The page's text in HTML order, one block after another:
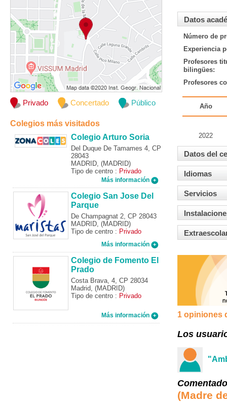
Privado Concertado Público
Colegios más visitados
Colegio Arturo Soria
Del Duque De Tamames 4, CP
28043
MADRID, (MADRID)
Tipo de centro : Privado
Más información
Colegio San Jose Del
Parque
De Champagnat 2, CP 28043
MADRID, (MADRID)
Tipo de centro : Privado
Más información
Colegio de Fomento El
Prado
Costa Brava, 4, CP 28034
Madrid, (MADRID)
Tipo de centro : Privado
Más información
Datos
Número de
Experiencia
Profesores
bilingües:
Profesores
Año
2022
Datos del
Idiomas
Servicios
1 opiniones
Los
(Madre